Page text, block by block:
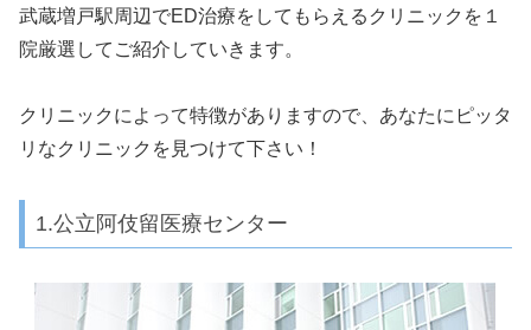
武蔵増戸駅周辺でED治療をしてもらえるクリニックを１
院厳選してご紹介していきます。
クリニックによって特徴がありますので、あなたにピッタ
リなクリニックを見つけて下さい！
1.公立阿伎留医療センター